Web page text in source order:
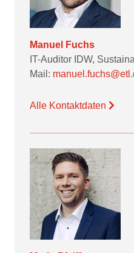
Manuel Fuchs
IT-Auditor IDW,
Mail:
Alle Kontaktdaten